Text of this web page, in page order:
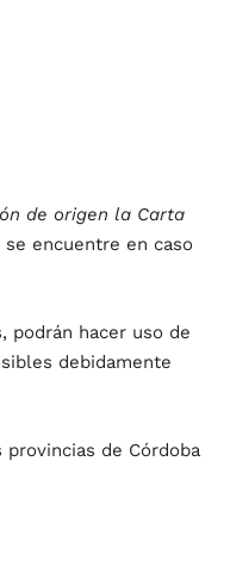
de origen la Carta
encuentre en caso
podrán hacer uso de
debidamente
de Córdoba